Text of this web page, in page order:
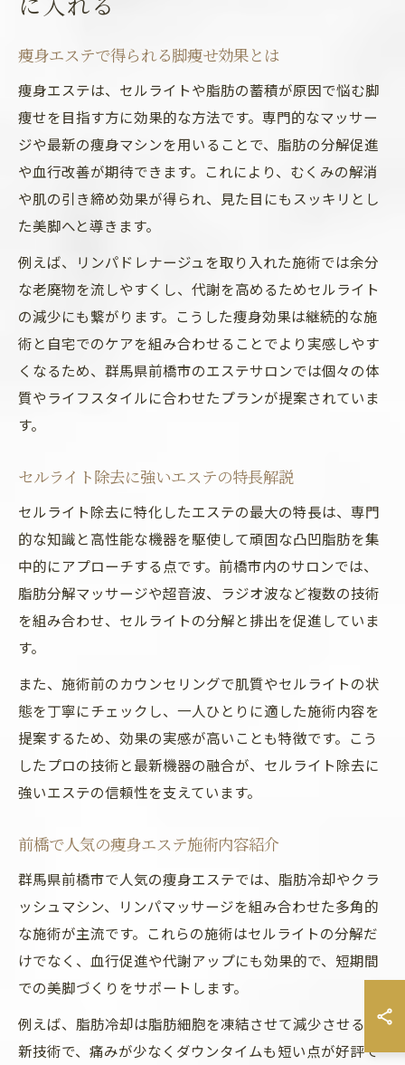
痩身エステで得られる脚痩せ効果とは
痩身エステは、セルライトや脂肪の蓄積が原因で悩む脚
痩せを目指す方に効果的な方法です。専門的なマッサー
ジや最新の痩身マシンを用いることで、脂肪の分解促進
や血行改善が期待できます。これにより、むくみの解消
や肌の引き締め効果が得られ、見た目にもスッキリとし
た美脚へと導きます。
例えば、リンパドレナージュを取り入れた施術では余分
な老廃物を流しやすくし、代謝を高めるためセルライト
の減少にも繋がります。こうした痩身効果は継続的な施
術と自宅でのケアを組み合わせることでより実感しやす
くなるため、群馬県前橋市のエステサロンでは個々の体
質やライフスタイルに合わせたプランが提案されていま
す。
セルライト除去に強いエステの特長解説
セルライト除去に特化したエステの最大の特長は、専門
的な知識と高性能な機器を駆使して頑固な凸凹脂肪を集
中的にアプローチする点です。前橋市内のサロンでは、
脂肪分解マッサージや超音波、ラジオ波など複数の技術
を組み合わせ、セルライトの分解と排出を促進していま
す。
また、施術前のカウンセリングで肌質やセルライトの状
態を丁寧にチェックし、一人ひとりに適した施術内容を
提案するため、効果の実感が高いことも特徴です。こう
したプロの技術と最新機器の融合が、セルライト除去に
強いエステの信頼性を支えています。
前橋で人気の痩身エステ施術内容紹介
群馬県前橋市で人気の痩身エステでは、脂肪冷却やクラ
ッシュマシン、リンパマッサージを組み合わせた多角的
な施術が主流です。これらの施術はセルライトの分解だ
けでなく、血行促進や代謝アップにも効果的で、短期間
での美脚づくりをサポートします。
例えば、脂肪冷却は脂肪細胞を凍結させて減少させる最
新技術で、痛みが少なくダウンタイムも短い点が好評で